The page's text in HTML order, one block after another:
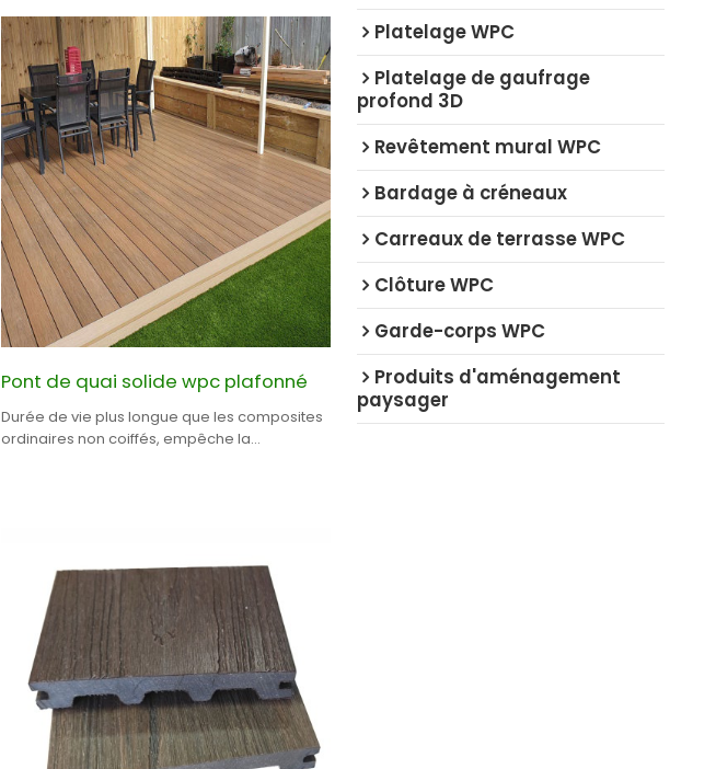
Pont de quai solide wpc plafonné
Durée de vie plus longue que les composites
ordinaires non coiffés, empêche la
Platelage WPC
Platelage de gaufrage
profond 3D
Revêtement mural WPC
Bardage à créneaux
Carreaux de terrasse WPC
Clôture WPC
Garde-corps WPC
Produits d'aménagement
paysager